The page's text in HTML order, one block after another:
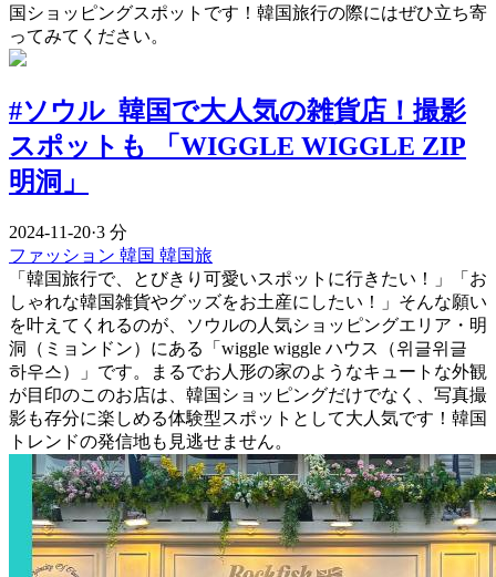
国ショッピングスポットです！韓国旅行の際にはぜひ立ち寄
ってみてください。
#ソウル 韓国で大人気の雑貨店！撮影
スポットも 「WIGGLE WIGGLE ZIP
明洞」
2024-11-20·3 分
ファッション 韓国 韓国旅
「韓国旅行で、とびきり可愛いスポットに行きたい！」「お
しゃれな韓国雑貨やグッズをお土産にしたい！」そんな願い
を叶えてくれるのが、ソウルの人気ショッピングエリア・明
洞（ミョンドン）にある「wiggle wiggle ハウス（위글위글
하우스）」です。まるでお人形の家のようなキュートな外観
が目印のこのお店は、韓国ショッピングだけでなく、写真撮
影も存分に楽しめる体験型スポットとして大人気です！韓国
トレンドの発信地も見逃せません。